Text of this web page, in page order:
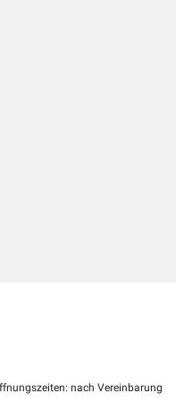
nach Vereinbarung